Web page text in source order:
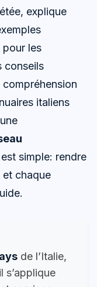
explique
pour les
conseils
italiens
simple: rendre
chaque
de l’Italie,
s’applique